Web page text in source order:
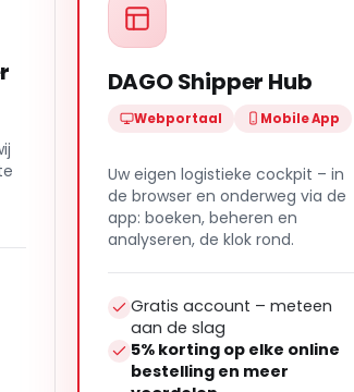
DAGO Shipper Hub
Webportaal Mobile App
Uw eigen logistieke cockpit – in
de browser en onderweg via de
app: boeken, beheren en
analyseren, de klok rond.
Gratis account – meteen
aan de slag
5% korting op elke online
bestelling en meer